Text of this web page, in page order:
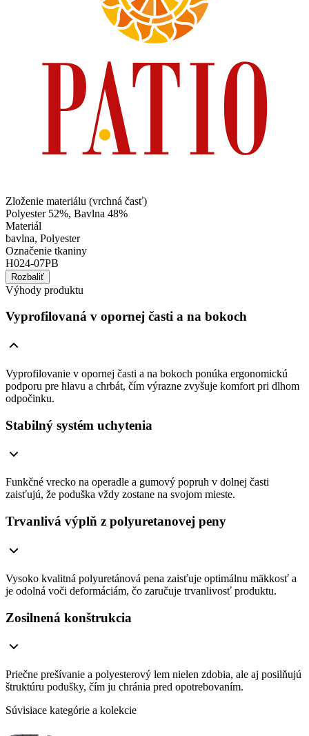
Zloženie materiálu (vrchná časť)
Polyester 52%, Bavlna 48%
Materiál
bavlna, Polyester
Označenie tkaniny
H024-07PB
Rozbaliť
Výhody produktu
Vyprofilovaná v opornej časti a na bokoch
Vyprofilovanie v opornej časti a na bokoch ponúka ergonomickú
podporu pre hlavu a chrbát, čím výrazne zvyšuje komfort pri dlhom
odpočinku.
Stabilný systém uchytenia
Funkčné vrecko na operadle a gumový popruh v dolnej časti
zaisťujú, že poduška vždy zostane na svojom mieste.
Trvanlivá výplň z polyuretanovej peny
Vysoko kvalitná polyuretánová pena zaisťuje optimálnu mäkkosť a
je odolná voči deformáciám, čo zaručuje trvanlivosť produktu.
Zosilnená konštrukcia
Priečne prešívanie a polyesterový lem nielen zdobia, ale aj posilňujú
štruktúru podušky, čím ju chránia pred opotrebovaním.
Súvisiace kategórie a kolekcie